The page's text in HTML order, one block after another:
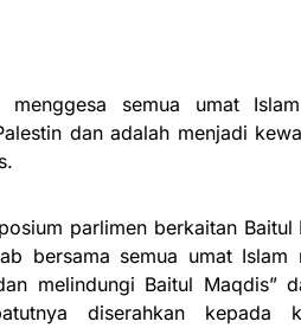
semua umat
dan adalah menjadi
parlimen berkaitan
bersama semua umat Islam
melindungi Baitul Maqdis”
diserahkan kepada